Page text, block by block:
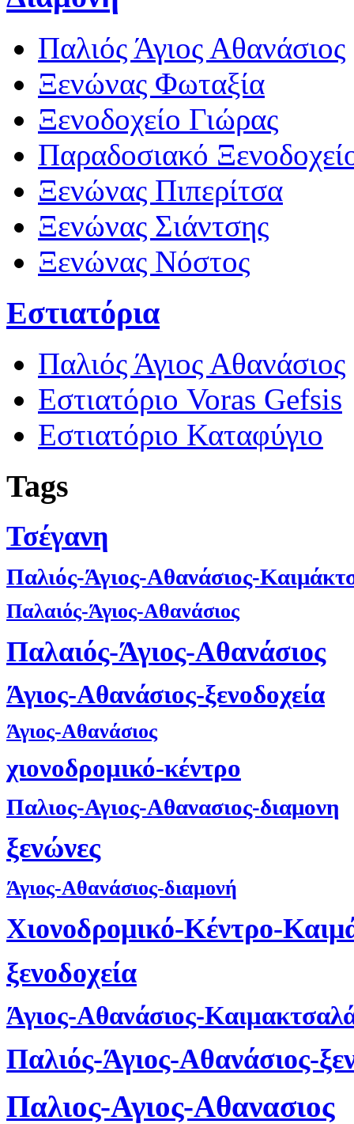
Παλιός Άγιος Αθανάσιος
Ξενώνας Φωταξία
Ξενοδοχείο Γιώρας
Παραδοσιακό
Ξενώνας Πιπερίτσα
Ξενώνας Σιάντσης
Ξενώνας Νόστος
Εστιατόρια
Παλιός Άγιος Αθανάσιος
Εστιατόριο Voras Gefsis
Εστιατόριο Καταφύγιο
Tags
Τσέγανη
Παλιός-Άγιος-Αθανάσιος-
Παλαιός-Άγιος-Αθανάσιος
Παλαιός-Άγιος-Αθανάσιος
Άγιος-Αθανάσιος-ξενοδοχεία
Άγιος-Αθανάσιος
χιονοδρομικό-κέντρο
Παλιος-Αγιος-Αθανασιος-διαμονη
ξενώνες
Άγιος-Αθανάσιος-διαμονή
Χιονοδρομικό-Κέντρο-
ξενοδοχεία
Άγιος-Αθανάσιος-
Παλιός-Άγιος-Αθανάσιος-
Παλιος-Αγιος-Αθανασιος